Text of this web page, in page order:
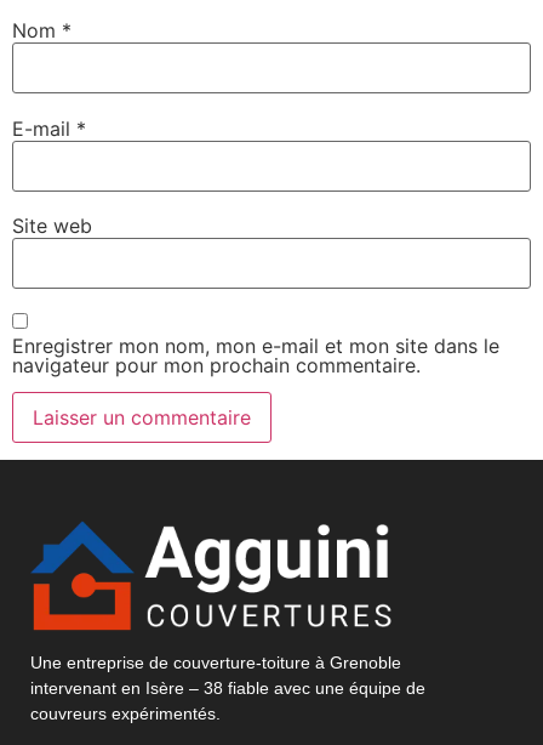
Nom *
E-mail *
Site web
Enregistrer mon nom, mon e-mail et mon site dans le
navigateur pour mon prochain commentaire.
Une entreprise de couverture-toiture à Grenoble
intervenant en Isère – 38 fiable avec une équipe de
couvreurs expérimentés.